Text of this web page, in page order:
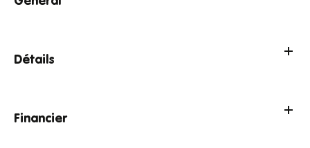
Détails
Financier